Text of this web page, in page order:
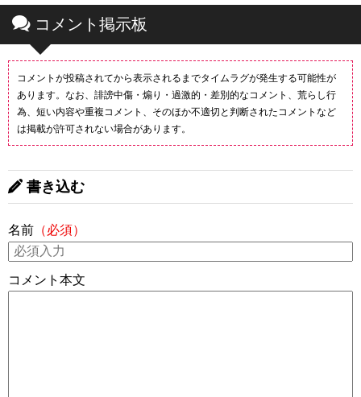
コメント掲示板
コメントが投稿されてから表示されるまでタイムラグが発生する可能性が
あります。なお、誹謗中傷・煽り・過激的・差別的なコメント、荒らし行
為、短い内容や重複コメント、そのほか不適切と判断されたコメントなど
は掲載が許可されない場合があります。
書き込む
名前 （必須）
コメント本文